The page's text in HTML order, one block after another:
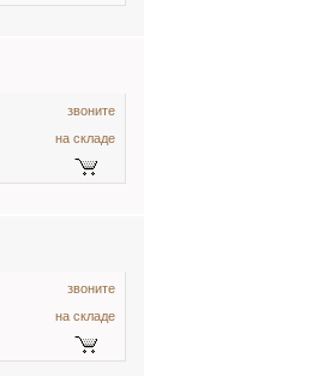
звоните
на складе
звоните
на складе